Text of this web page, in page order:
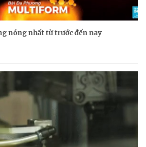
nóng nhất từ trước đến nay